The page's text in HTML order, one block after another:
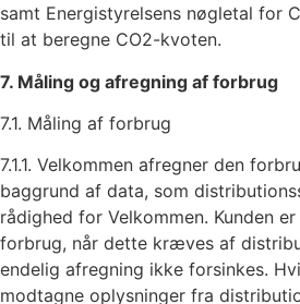
samt Energistyrelsens nøgletal for
til at beregne CO2-kvoten.
7. Måling og afregning af forbrug
7.1. Måling af forbrug
7.1.1. Velkommen afregner den
baggrund af data, som
rådighed for Velkommen. Kunden
forbrug, når dette kræves af
endelig afregning ikke forsinkes.
modtagne oplysninger fra